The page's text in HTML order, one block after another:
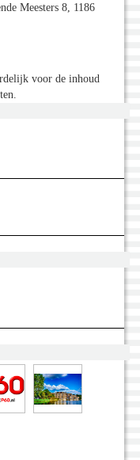
Meesters 8, 1186
voor de inhoud